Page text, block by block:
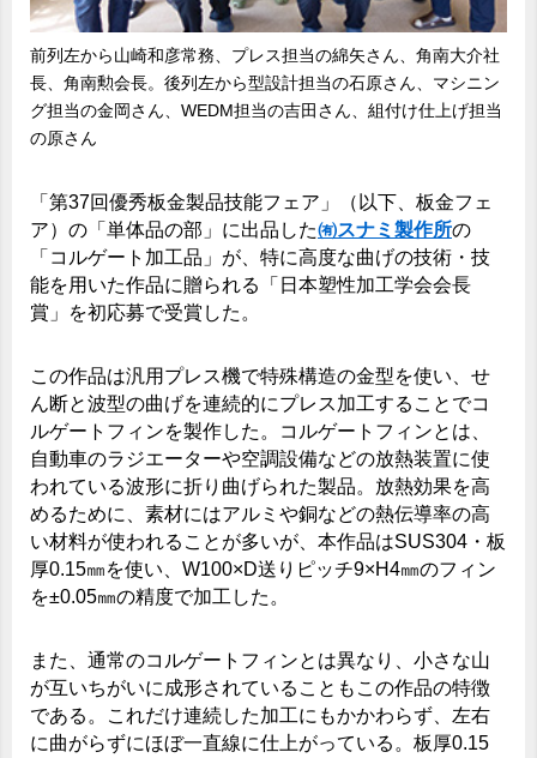
前列左から山崎和彦常務、プレス担当の綿矢さん、角南大介社
長、角南勲会長。後列左から型設計担当の石原さん、マシニン
グ担当の金岡さん、WEDM担当の吉田さん、組付け仕上げ担当
の原さん
「第37回優秀板金製品技能フェア」（以下、板金フェ
ア）の「単体品の部」に出品した㈲スナミ製作所の
「コルゲート加工品」が、特に高度な曲げの技術・技
能を用いた作品に贈られる「日本塑性加工学会会長
賞」を初応募で受賞した。
この作品は汎用プレス機で特殊構造の金型を使い、せ
ん断と波型の曲げを連続的にプレス加工することでコ
ルゲートフィンを製作した。コルゲートフィンとは、
自動車のラジエーターや空調設備などの放熱装置に使
われている波形に折り曲げられた製品。放熱効果を高
めるために、素材にはアルミや銅などの熱伝導率の高
い材料が使われることが多いが、本作品はSUS304・板
厚0.15㎜を使い、W100×D送りピッチ9×H4㎜のフィン
を±0.05㎜の精度で加工した。
また、通常のコルゲートフィンとは異なり、小さな山
が互いちがいに成形されていることもこの作品の特徴
である。これだけ連続した加工にもかかわらず、左右
に曲がらずにほぼ一直線に仕上がっている。板厚0.15